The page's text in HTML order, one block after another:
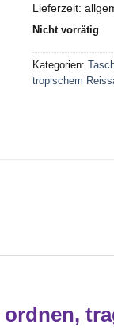
Lieferzeit:
Nicht vorrätig
Kategorien:
tropischem